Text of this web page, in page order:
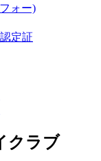
ォー)
定証
クラブ